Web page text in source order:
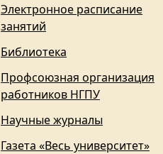
Электронное расписание
занятий
Библиотека
Профсоюзная организация
работников НГПУ
Научные журналы
Газета «Весь университет»